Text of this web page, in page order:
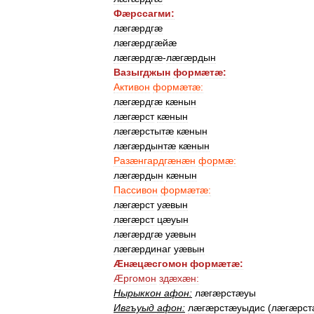
Фæрссагми:
лæгæрдгæ
лæгæрдгæйæ
лæгæрдгæ-лæгæрдын
Вазыгджын формæтæ:
Активон формæтæ:
лæгæрдгæ кæнын
лæгæрст кæнын
лæгæрстытæ кæнын
лæгæрдынтæ кæнын
Разæнгардгæнæн формæ:
лæгæрдын кæнын
Пассивон формæтæ:
лæгæрст уæвын
лæгæрст цæуын
лæгæрдгæ уæвын
лæгæрдинаг уæвын
Æнæцæсгомон формæтæ:
Æргомон здæхæн:
Нырыккон афон: лæгæрстæуы
Ивгъуыд афон: лæгæрстæуыдис (